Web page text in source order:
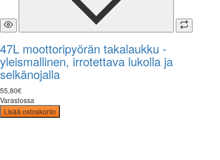
47L moottoripyörän takalaukku -
yleismallinen, irrotettava lukolla ja
selkänojalla
55,80€
Varastossa
Lisää ostoskoriin